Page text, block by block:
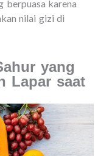
berpuasa karena
nilai gizi di
yang
Lapar saat